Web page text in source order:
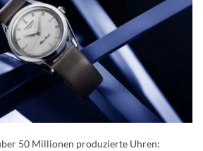
50 Millionen produzierte Uhren: